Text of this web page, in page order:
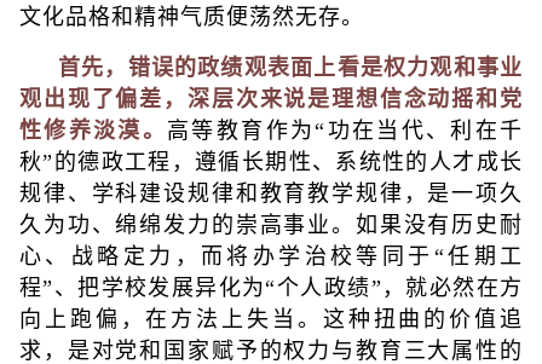
文化品格和精神气质便荡然无存。
首先，错误的政绩观表面上看是权力观和事业
观出现了偏差，深层次来说是理想信念动摇和党
性修养淡漠。 高等教育作为“功在当代、利在千
秋”的德政工程，遵循长期性、系统性的人才成长
规律、学科建设规律和教育教学规律，是一项久
久为功、绵绵发力的崇高事业。如果没有历史耐
心、战略定力，而将办学治校等同于“任期工
程”、把学校发展异化为“个人政绩”，就必然在方
向上跑偏，在方法上失当。这种扭曲的价值追
求，是对党和国家赋予的权力与教育三大属性的